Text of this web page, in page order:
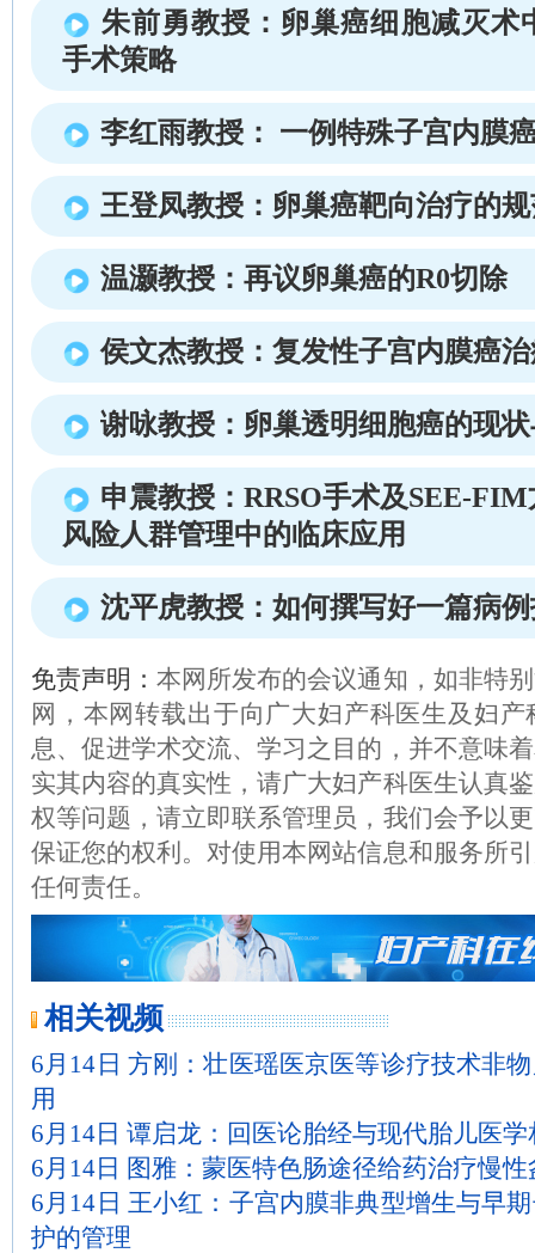
朱前勇教授：卵巢癌细胞减灭术
手术策略
李红雨教授： 一例特殊子宫内膜
王登凤教授：卵巢癌靶向治疗的
温灏教授：再议卵巢癌的R0切除
侯文杰教授：复发性子宫内膜癌
谢咏教授：卵巢透明细胞癌的现
申震教授：RRSO手术及SEE-
风险人群管理中的临床应用
沈平虎教授：如何撰写好一篇病
免责声明：本网所发布的会议通知，如非特
网，本网转载出于向广大妇产科医生及妇
息、促进学术交流、学习之目的，并不意味
实其内容的真实性，请广大妇产科医生认真
权等问题，请立即联系管理员，我们会予以
保证您的权利。对使用本网站信息和服务所
任何责任。
相关视频
6月14日 方刚：壮医瑶医京医等诊疗技术非
用
6月14日 谭启龙：回医论胎经与现代胎儿医
6月14日 图雅：蒙医特色肠途径给药治疗慢性
6月14日 王小红：子宫内膜非典型增生与早
护的管理